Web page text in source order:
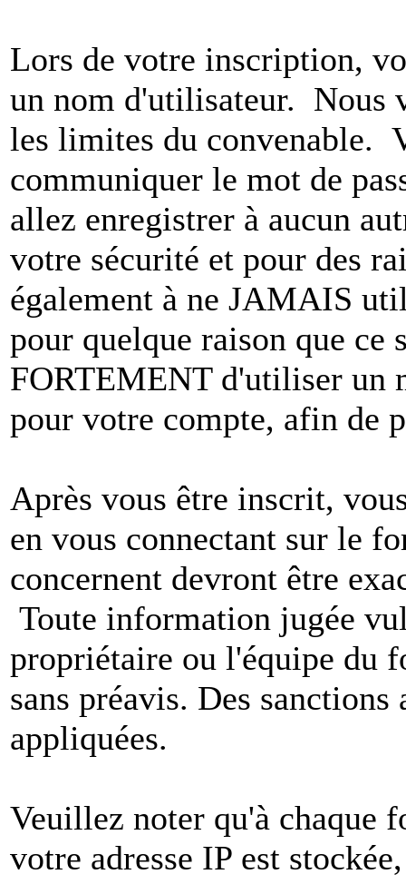
Lors de votre inscription,
un nom d'utilisateur. Nous
les limites du convenable.
communiquer le mot de
allez enregistrer à aucun
votre sécurité et pour des
également à ne JAMAIS
pour quelque raison que
FORTEMENT d'utiliser un
pour votre compte, afin de
Après vous être inscrit,
en vous connectant sur le
concernent devront être
Toute information jugée
propriétaire ou l'équipe du
sans préavis. Des
appliquées.
Veuillez noter qu'à chaque
votre adresse IP est